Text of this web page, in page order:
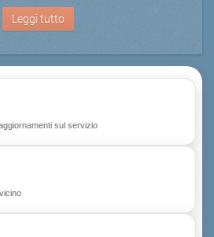
Leggi tutto
sul servizio